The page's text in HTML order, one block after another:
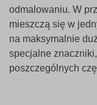
odmalowaniu. W
mieszczą się w
na maksymalnie
specjalne
poszczególnych